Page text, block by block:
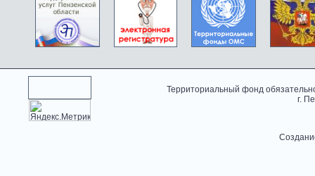
Территориальный фонд
г.